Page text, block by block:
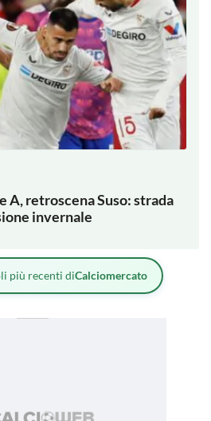
A, retroscena Suso: strada
invernale
più recenti diCalciomercato